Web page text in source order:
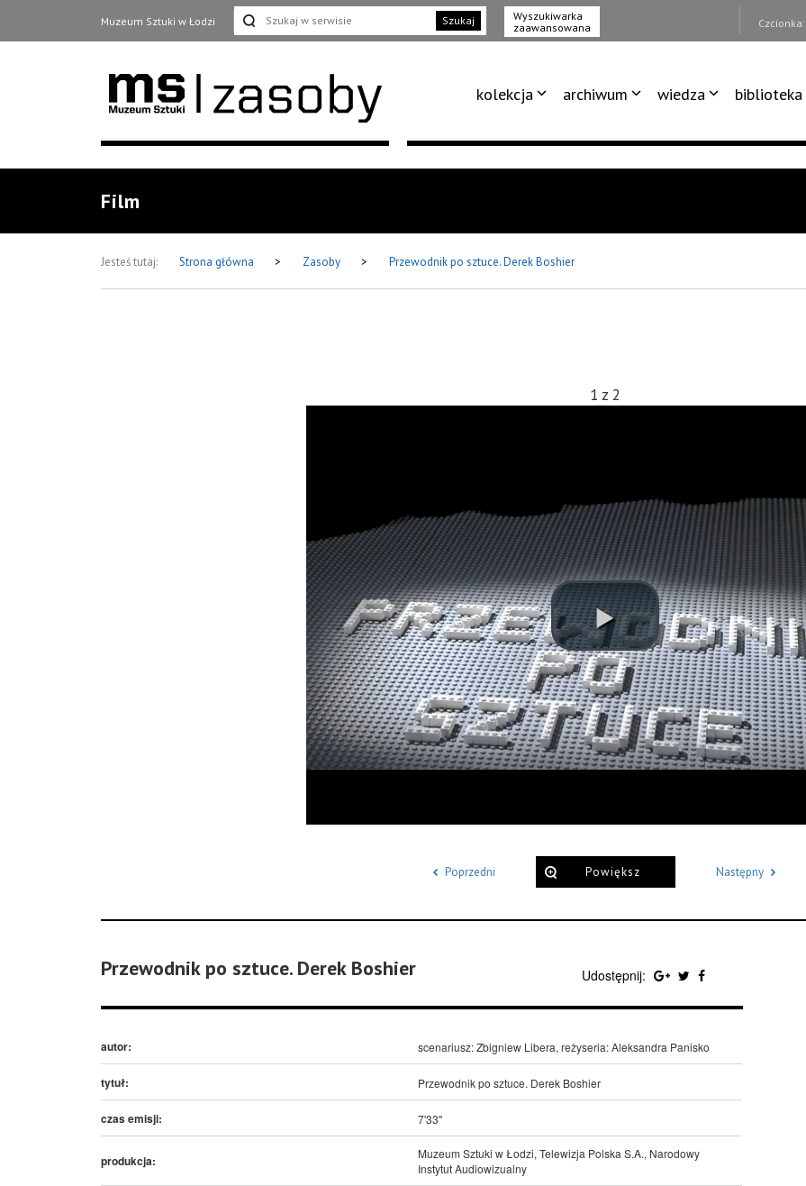
Muzeum Sztuki w Łodzi Szukaj
Wyszukiwarka
zaawansowana
Czcionka:
kolekcja archiwum wiedza biblioteka
Film
Jesteś tutaj: Strona główna > Zasoby > Przewodnik po sztuce. Derek Boshier
1 z 2
Poprzedni Powiększ Następny
Przewodnik po sztuce. Derek Boshier Udostępnij:
autor: scenariusz: Zbigniew Libera, reżyseria: Aleksandra Panisko
tytuł: Przewodnik po sztuce. Derek Boshier
czas emisji: 7'33''
produkcja:
Muzeum Sztuki w Łodzi, Telewizja Polska S.A., Narodowy
Instytut Audiowizualny